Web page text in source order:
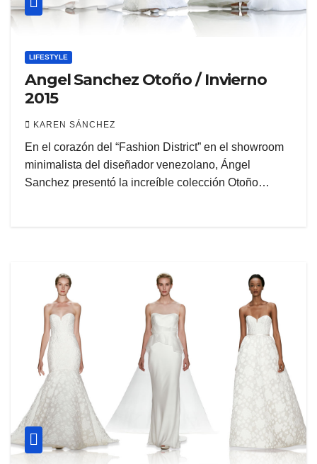
LIFESTYLE
Angel Sanchez Otoño / Invierno
2015
KAREN SÁNCHEZ
En el corazón del “Fashion District” en el showroom
minimalista del diseñador venezolano, Ángel
Sanchez presentó la increíble colección Otoño…